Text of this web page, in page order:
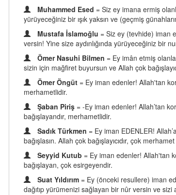
Muhammed Esed = Siz ey imana ermiş
yürüyeceğiniz bir ışık yaksın ve (geçmiş
Mustafa İslamoğlu = Siz ey (tevhide) iman
versin! Yine size aydınlığında yürüyeceğiniz bir
Ömer Nasuhi Bilmen = Ey imân etmiş
sizin için mağfiret buyursun ve Allah çok
Ömer Öngüt = Ey iman edenler! Allah'tan
merhametlidir.
Şaban Piriş = -Ey iman edenler! Allah’tan
bağışlayandır, merhametlidir.
Sadık Türkmen = Ey iman EDENLER!
bağışlasın. Allah çok bağışlayıcıdır, çok
Seyyid Kutub = Ey iman edenler! Allah'tan
bağışlayan, çok esirgeyendir.
Suat Yıldırım = Ey (önceki resullere) iman
dağıtıp yürümenizi sağlayan bir nûr versin ve